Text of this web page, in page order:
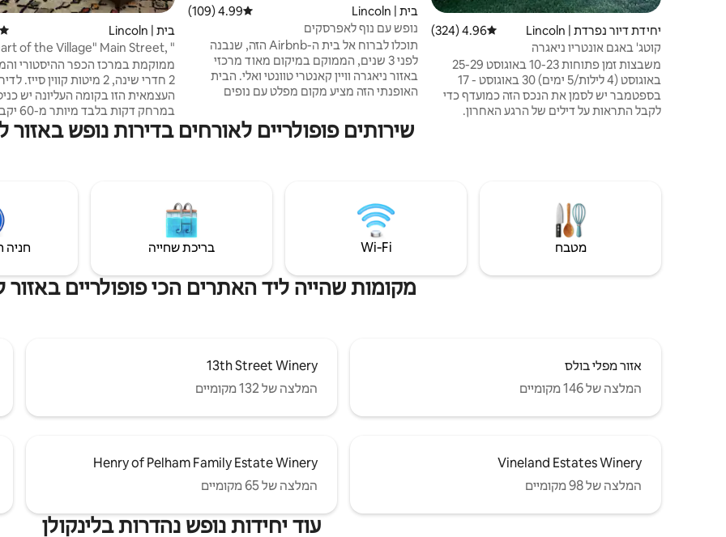
יחידת דיור נפרדת | Lincoln דירוג ממוצע של 4.96 מתוך 5, 324 ביקורות
4.96 (324)
קוטג' באגם אונטריו ניאגרה
משבצות זמן פתוחות 10-23 באוגוסט 25-29
באוגוסט (4 לילות/5 ימים) 30 באוגוסט - 17
בספטמבר יש לסמן את הנכס הזה כמועדף כדי
לקבל התראות על דילים של הרגע האחרון.
ושזיפים. קרוב ליקבים וחנויות. טעינת טסלה
בחינם. הנופים מהקוטג' כוללים מטעים ואת
בית | Lincoln דירוג ממוצע של 4.99 מתוך 5, 109 ביקורות
4.99 (109)
נופש עם נוף לאפרסקים
תוכלו לברוח אל בית ה-Airbnb הזה, שנבנה
לפני 3 שנים, הממוקם במיקום מאוד מרכזי
באזור ניאגרה וויין קאנטרי טוונטי ואלי. הבית
האופנתי הזה מציע מקום מפלט עם נופים
הפנים המודרני, ליהנות מהמטבח המאובזר
ולנוח בבית הנעים הזה עם שלושה חדרי שינה
בית | Lincoln
of the Village" Main Street,
Jordan
ממוקמת במרכז הכפר ההיסטורי
2 חדרי שינה, 2 מיטות קווין סייז.
העצמאית הזו בקומה העליונה יש
במרחק דקות בלבד
מקומיים, שביל ברוס נמצא מעבר
הנלהב ואוהב הטבע. הליכה
לחיות מחמד. 2 מקסימום (אישור אם יותר)
שירותים פופולריים לאורחים בדירות נופש באזור
מטבח Wi‑Fi בריכת שחייה חניה
מקומות שהייה ליד האתרים הכי פופולריים באזור
אזור מפלי בולס
המלצה של 146 מקומיים
13th Street Winery
המלצה של 132 מקומיים
Vineland Estates Winery
המלצה של 98 מקומיים
Henry of Pelham Family Estate Winery
המלצה של 65 מקומיים
עוד יחידות נופש נהדרות בלינקולן